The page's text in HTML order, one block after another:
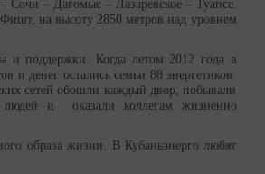
Сочи – Дагомыс – Лазаревское – Туапсе.
на высоту 2850 метров над уровнем
и поддержки. Когда летом 2012 года в
и денег остались семьи 88 энергетиков.
сетей обошли каждый двор, побывали
людей и оказали коллегам жизненно
образа жизни. В Кубаньэнерго любят